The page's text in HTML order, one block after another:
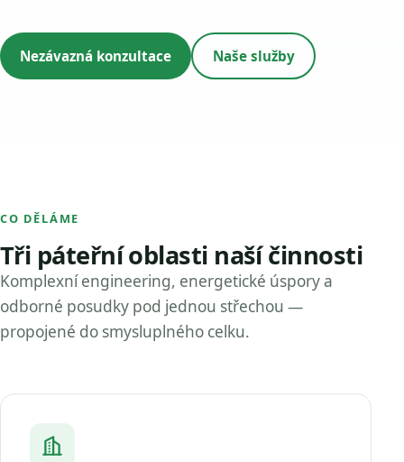
Nezávazná konzultace Naše služby
CO DĚLÁME
Tři páteřní oblasti naší činnosti
Komplexní engineering, energetické úspory a
odborné posudky pod jednou střechou —
propojené do smysluplného celku.